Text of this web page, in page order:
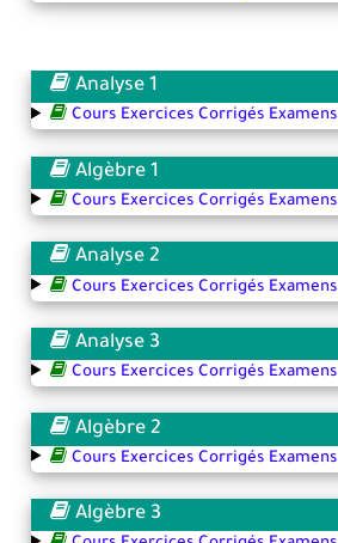
Analyse 1
Cours Exercices Corrigés Examens
Algèbre 1
Cours Exercices Corrigés Examens
Analyse 2
Cours Exercices Corrigés Examens
Analyse 3
Cours Exercices Corrigés Examens
Algèbre 2
Cours Exercices Corrigés Examens
Algèbre 3